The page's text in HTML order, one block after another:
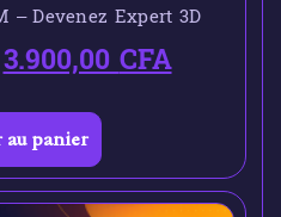
– Devenez Expert 3D
3.900,00CFA
au panier